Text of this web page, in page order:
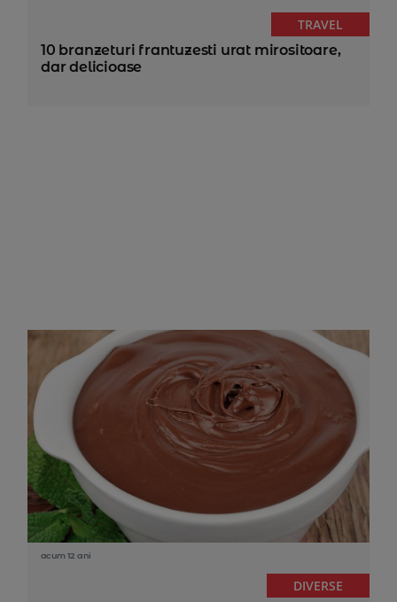
TRAVEL
10 branzeturi frantuzesti urat mirositoare,
dar delicioase
acum 12 ani
DIVERSE